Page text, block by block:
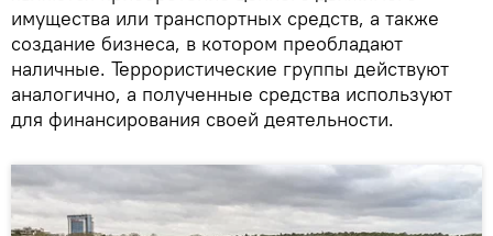
имущества или транспортных средств, а также
создание бизнеса, в котором преобладают
наличные. Террористические группы действуют
аналогично, а полученные средства используют
для финансирования своей деятельности.